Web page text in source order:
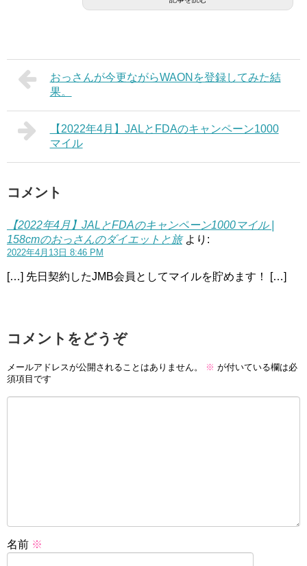
おっさんが今更ながらWAONを登録してみた結
果。
【2022年4月】JALとFDAのキャンペーン1000
マイル
コメント
【2022年4月】JALとFDAのキャンペーン1000マイル |
158cmのおっさんのダイエットと旅 より:
2022年4月13日 8:46 PM
[…] 先日契約したJMB会員としてマイルを貯めます！ […]
コメントをどうぞ
メールアドレスが公開されることはありません。 ※ が付いている欄は必
須項目です
名前 ※